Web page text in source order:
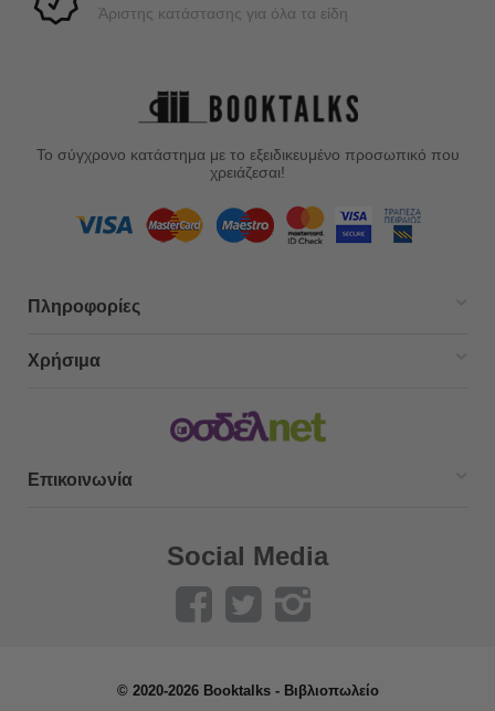
Άριστης κατάστασης για όλα τα είδη
Το σύγχρονο κατάστημα με το εξειδικευμένο προσωπικό που
χρειάζεσαι!
Πληροφορίες
Χρήσιμα
Επικοινωνία
Social Media
© 2020-2026 Booktalks - Βιβλιοπωλείο